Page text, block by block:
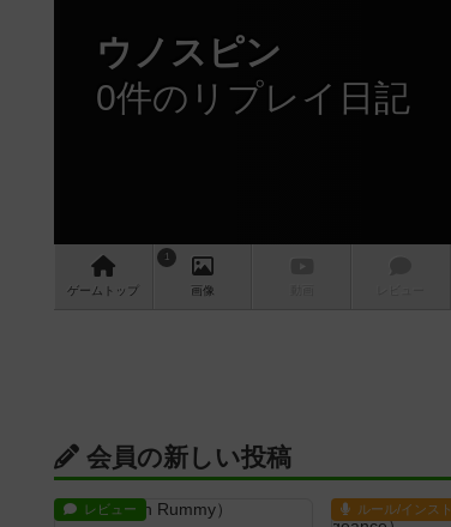
ウノスピン
0件のリプレイ日記
ゲーム トップ
1
画像
会員の新しい投稿
レビュー ルール/インスト